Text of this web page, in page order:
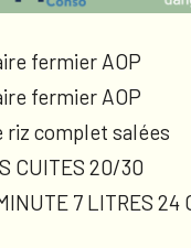
fermier AOP
fermier AOP
riz complet salées
CUITES 20/30
7 LITRES 24